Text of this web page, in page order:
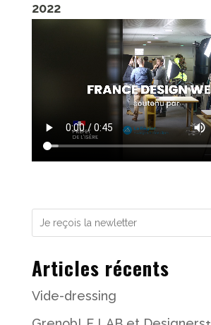
2022
Articles récents
Vide-dressing